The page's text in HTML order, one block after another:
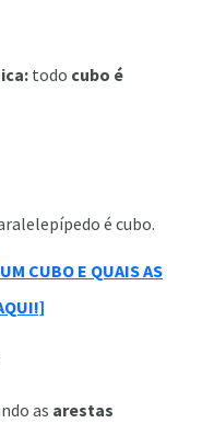
todo cubo é
é cubo.
CUBO E QUAIS AS
as arestas